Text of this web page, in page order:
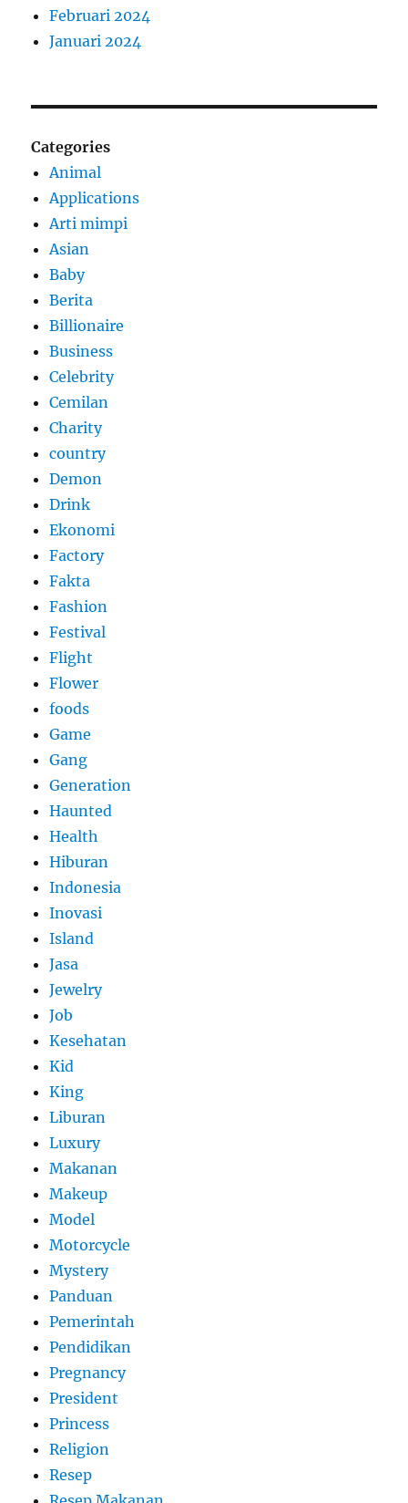
Februari 2024
Januari 2024
Categories
Animal
Applications
Arti mimpi
Asian
Baby
Berita
Billionaire
Business
Celebrity
Cemilan
Charity
country
Demon
Drink
Ekonomi
Factory
Fakta
Fashion
Festival
Flight
Flower
foods
Game
Gang
Generation
Haunted
Health
Hiburan
Indonesia
Inovasi
Island
Jasa
Jewelry
Job
Kesehatan
Kid
King
Liburan
Luxury
Makanan
Makeup
Model
Motorcycle
Mystery
Panduan
Pemerintah
Pendidikan
Pregnancy
President
Princess
Religion
Resep